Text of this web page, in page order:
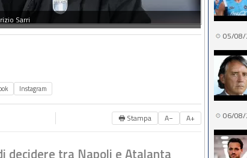
Sarri
Instagram
🖶 Stampa A− A+
decidere tra Napoli e Atalanta
05/08/
06/08/